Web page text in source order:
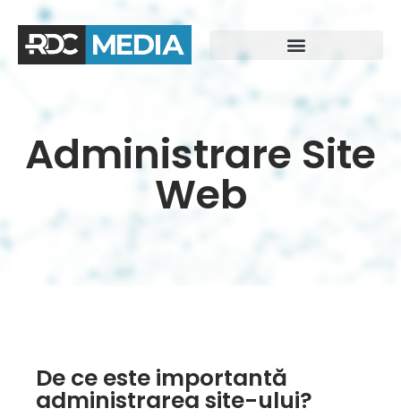
Administrare Site
Web
De ce este importantă
administrarea site-ului?